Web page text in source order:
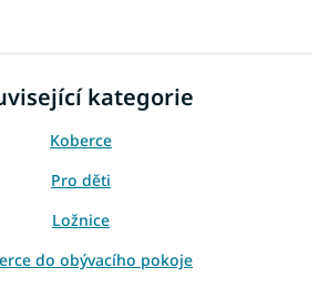
kategorie
Koberce
Pro děti
Ložnice
do obývacího pokoje